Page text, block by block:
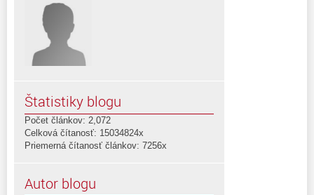
Štatistiky blogu
Počet článkov: 2,072
Celková čítanosť: 15034824x
Priemerná čítanosť článkov: 7256x
Autor blogu